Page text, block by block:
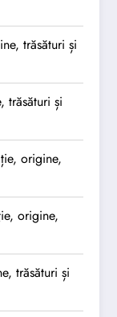
trăsături și
trăsături și
origine,
origine,
trăsături și